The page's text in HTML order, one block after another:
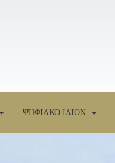
ΨΗΦΙΑΚΟ ΙΛΙΟΝ